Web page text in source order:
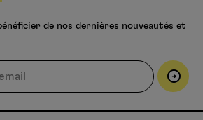
de nos dernières nouveautés et